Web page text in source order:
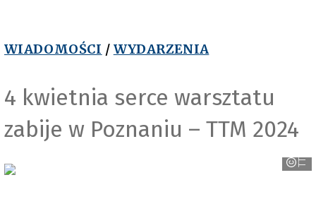
WIADOMOŚCI / WYDARZENIA
4 kwietnia serce warsztatu
zabije w Poznaniu – TTM 2024
TTM